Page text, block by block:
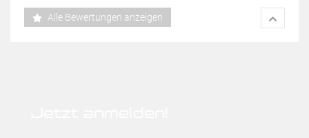
Alle Bewertungen anzeigen